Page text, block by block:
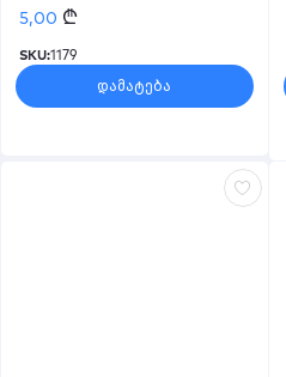
5,00 ₾
SKU:1179
დამატება